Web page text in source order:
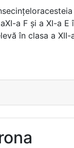
a F şi a XI-a E
în clasa a XII-